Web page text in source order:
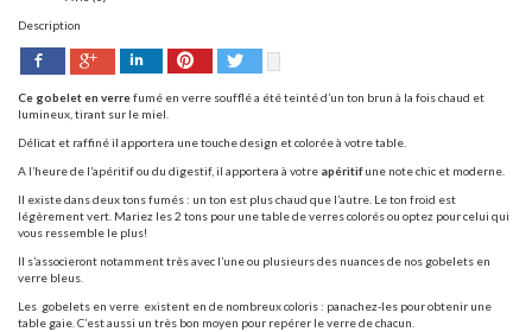
Description
Facebook Google+ LinkedIn Pinterest
Ce gobelet en verrefumé en verre soufflé a été teinté d’un ton brun à la fois chaud et
lumineux, tirant sur le miel.
Délicat et raffiné il apportera une touche design et colorée à votre table.
A l’heure de l’apéritif ou du digestif, il apportera à votre apéritifune note chic et moderne.
Il existe dans deux tons fumés : un ton est plus chaud que l’autre. Le ton froid est
légèrement vert. Mariez les 2 tons pour une table de verres colorés ou optez pour celui qui
vous ressemble le plus!
Il s’associeront notamment très avec l’une ou plusieurs des nuances de nos gobelets en
verre bleus.
Les gobelets en verre existent en de nombreux coloris : panachez-les pour obtenir une
table gaie. C’est aussi un très bon moyen pour repérer le verre de chacun.